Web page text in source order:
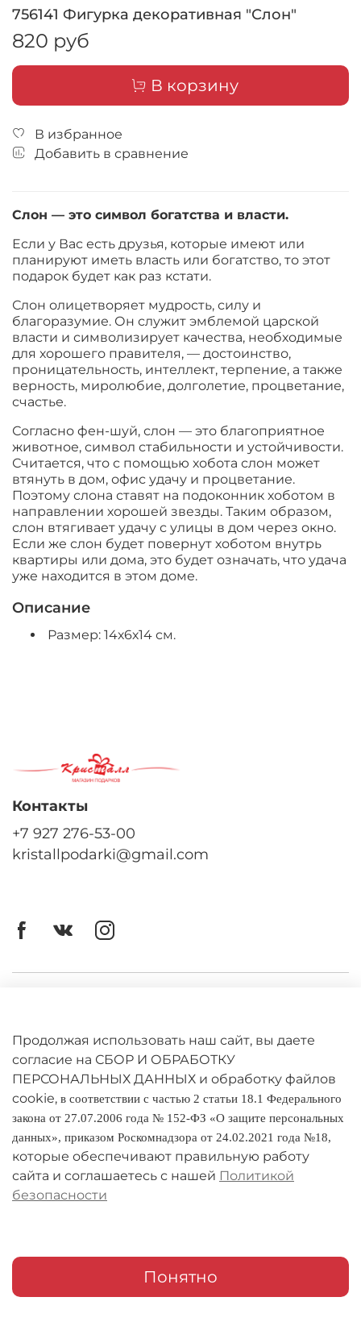
756141 Фигурка декоративная "Слон"
820 руб
В корзину
В избранное
Добавить в сравнение
Слон — это символ богатства и власти.
Если у Вас есть друзья, которые имеют или
планируют иметь власть или богатство, то этот
подарок будет как раз кстати.
Слон олицетворяет мудрость, силу и
благоразумие. Он служит эмблемой царской
власти и символизирует качества, необходимые
для хорошего правителя, — достоинство,
проницательность, интеллект, терпение, а также
верность, миролюбие, долголетие, процветание,
счастье.
Согласно фен-шуй, слон — это благоприятное
животное, символ стабильности и устойчивости.
Считается, что с помощью хобота слон может
втянуть в дом, офис удачу и процветание.
Поэтому слона ставят на подоконник хоботом в
направлении хорошей звезды. Таким образом,
слон втягивает удачу с улицы в дом через окно.
Если же слон будет повернут хоботом внутрь
квартиры или дома, это будет означать, что удача
уже находится в этом доме.
Описание
Размер: 14х6х14 см.
Политика конфиденциальности
Оплата и доставка
Условия обмена и возврата
Реквизиты
О компании
Мои заказы
Контакты
+7 927 276-53-00
kristallpodarki@gmail.com
Продолжая использовать наш сайт, вы даете
согласие на СБОР И ОБРАБОТКУ
ПЕРСОНАЛЬНЫХ ДАННЫХ и обработку файлов
cookie, в соответствии с частью 2 статьи 18.1 Федерального
закона от 27.07.2006 года № 152-ФЗ «О защите персональных
данных», приказом Роскомнадзора от 24.02.2021 года №18,
которые обеспечивают правильную работу
сайта и соглашаетесь с нашей Политикой
безопасности
Понятно